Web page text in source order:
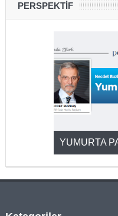
PERSPEKTİF
YUMURTA